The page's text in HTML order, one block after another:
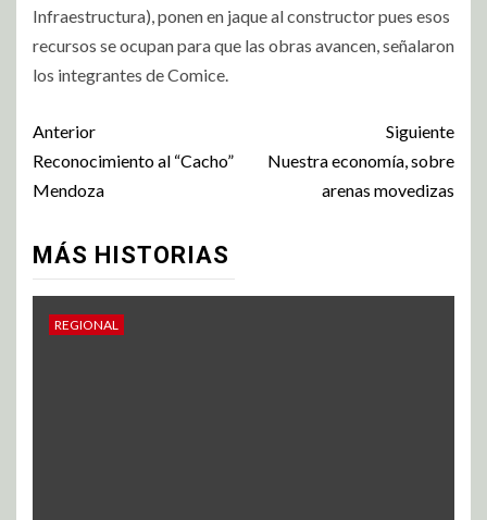
Infraestructura), ponen en jaque al constructor pues esos
recursos se ocupan para que las obras avancen, señalaron
los integrantes de Comice.
Anterior
Reconocimiento al “Cacho”
Mendoza
Siguiente
Nuestra economía, sobre
arenas movedizas
MÁS HISTORIAS
REGIONAL